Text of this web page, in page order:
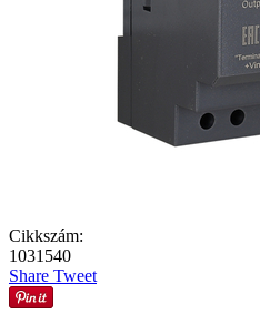
Cikkszám:
1031540
Share Tweet